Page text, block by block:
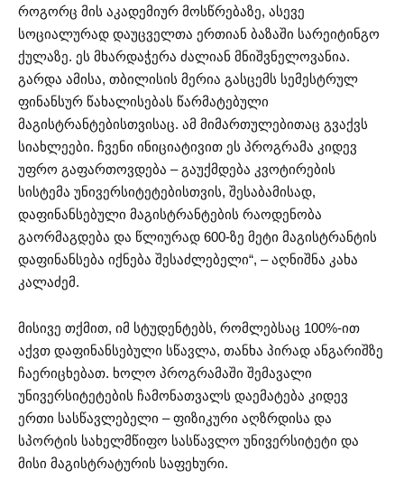
როგორც მის აკადემიურ მოსწრებაზე, ასევე
სოციალურად დაუცველთა ერთიან ბაზაში სარეიტინგო
ქულაზე. ეს მხარდაჭერა ძალიან მნიშვნელოვანია.
გარდა ამისა, თბილისის მერია გასცემს სემესტრულ
ფინანსურ წახალისებას წარმატებული
მაგისტრანტებისთვისაც. ამ მიმართულებითაც გვაქვს
სიახლეები. ჩვენი ინიციატივით ეს პროგრამა კიდევ
უფრო გაფართოვდება – გაუქმდება კვოტირების
სისტემა უნივერსიტეტებისთვის, შესაბამისად,
დაფინანსებული მაგისტრანტების რაოდენობა
გაორმაგდება და წლიურად 600-ზე მეტი მაგისტრანტის
დაფინანსება იქნება შესაძლებელი“, – აღნიშნა კახა
კალაძემ.
მისივე თქმით, იმ სტუდენტებს, რომლებსაც 100%-ით
აქვთ დაფინანსებული სწავლა, თანხა პირად ანგარიშზე
ჩაერიცხებათ. ხოლო პროგრამაში შემავალი
უნივერსიტეტების ჩამონათვალს დაემატება კიდევ
ერთი სასწავლებელი – ფიზიკური აღზრდისა და
სპორტის სახელმწიფო სასწავლო უნივერსიტეტი და
მისი მაგისტრატურის საფეხური.